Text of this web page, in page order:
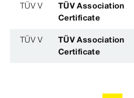
TÜV V
TÜV Association
Certificate
TÜV V
TÜV Association
Certificate